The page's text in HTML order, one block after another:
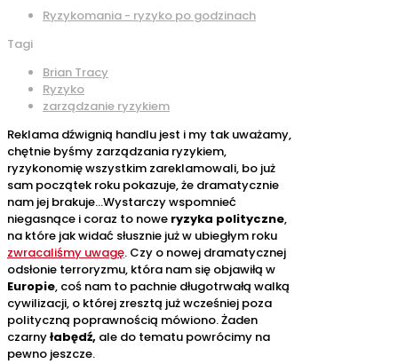
Ryzykomania - ryzyko po godzinach
Tagi
Brian Tracy
Ryzyko
zarządzanie ryzykiem
Reklama dźwignią handlu jest i my tak uważamy,
chętnie byśmy zarządzania ryzykiem,
ryzykonomię wszystkim zareklamowali, bo już
sam początek roku pokazuje, że dramatycznie
nam jej brakuje…Wystarczy wspomnieć
niegasnące i coraz to nowe ryzyka polityczne,
na które jak widać słusznie już w ubiegłym roku
zwracaliśmy uwagę. Czy o nowej dramatycznej
odsłonie terroryzmu, która nam się objawiłą w
Europie, coś nam to pachnie długotrwałą walką
cywilizacji, o której zresztą już wcześniej poza
polityczną poprawnością mówiono. Żaden
czarnyłabędź, ale do tematu powrócimy na
pewno jeszcze.